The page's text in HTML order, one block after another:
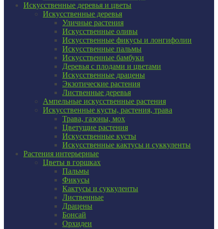
Искусственные деревья и цветы
Искусственные деревья
Уличные растения
Искусственные оливы
Искусственные фикусы и лонгифолии
Искусственные пальмы
Искусственные бамбуки
Деревья с плодами и цветами
Искусственные драцены
Экзотические растения
Лиственные деревья
Ампельные искусственные растения
Искусственные кусты, растения, трава
Трава, газоны, мох
Цветущие растения
Искусственные кусты
Искусственные кактусы и суккуленты
Растения интерьерные
Цветы в горшках
Пальмы
Фикусы
Кактусы и суккуленты
Лиственные
Драцены
Бонсай
Орхидеи